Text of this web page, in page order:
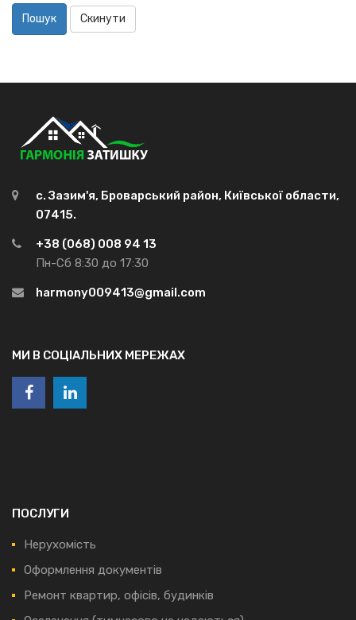
Пошук Скинути
с. Зазим'я, Броварський район, Київської области,
07415.
+38 (068) 008 94 13
Пн-Сб 8:30 до 17:30
harmony009413@gmail.com
МИ В СОЦІАЛЬНИХ МЕРЕЖАХ
ПОСЛУГИ
Нерухомість
Оформлення документів
Ремонт квартир, офісів, будинків